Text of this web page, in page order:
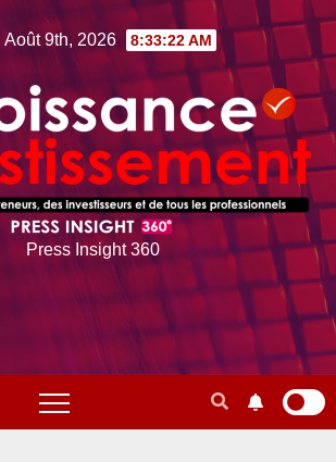
Août 9th, 2026 8:33:23 AM
Press Insight 360